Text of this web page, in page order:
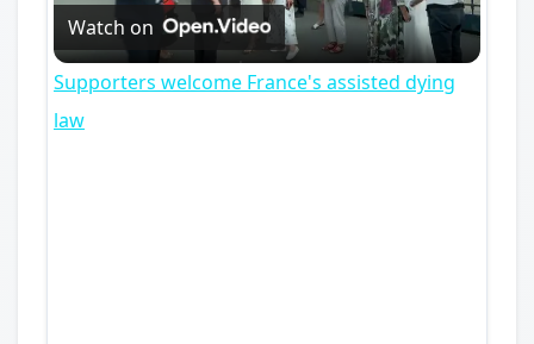
Video
Watch on
Supporters welcome France's assisted dying
law